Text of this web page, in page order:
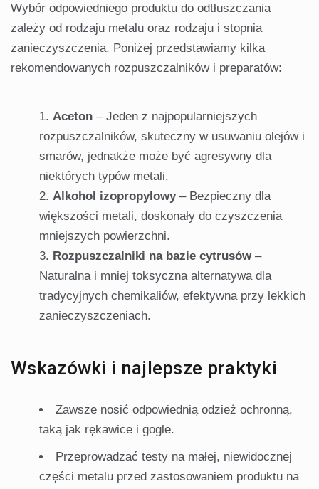
Wybór odpowiedniego produktu do odtłuszczania
zależy od rodzaju metalu oraz rodzaju i stopnia
zanieczyszczenia. Poniżej przedstawiamy kilka
rekomendowanych rozpuszczalników i preparatów:
Aceton – Jeden z najpopularniejszych
rozpuszczalników, skuteczny w usuwaniu olejów i
smarów, jednakże może być agresywny dla
niektórych typów metali.
Alkohol izopropylowy– Bezpieczny dla
większości metali, doskonały do czyszczenia
mniejszych powierzchni.
Rozpuszczalniki na bazie cytrusów –
Naturalna i mniej toksyczna alternatywa dla
tradycyjnych chemikaliów, efektywna przy lekkich
zanieczyszczeniach.
Wskazówki i najlepsze praktyki
Zawsze nosić odpowiednią odzież ochronną,
taką jak rękawice i gogle.
Przeprowadzać testy na małej, niewidocznej
części metalu przed zastosowaniem produktu na